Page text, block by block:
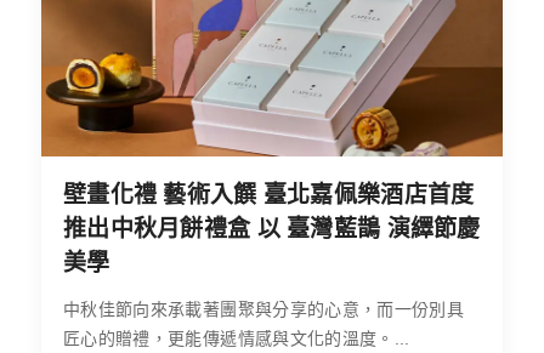
壁畫化禮 藝術入饌 臺北嘉佩樂酒店首度
推出中秋月餅禮盒 以 臺灣藍鵲 演繹節慶
美學
中秋佳節向來承載著團聚與分享的心意，而一份別具
匠心的贈禮，更能傳遞情感與文化的溫度。...